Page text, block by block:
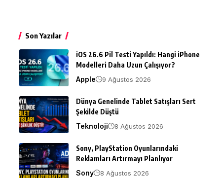
Son Yazılar
iOS 26.6 Pil Testi Yapıldı: Hangi iPhone
Modelleri Daha Uzun Çalışıyor?
Apple
9 Ağustos 2026
Dünya Genelinde Tablet Satışları Sert
Şekilde Düştü
Teknoloji
8 Ağustos 2026
Sony, PlayStation Oyunlarındaki
Reklamları Artırmayı Planlıyor
Sony
8 Ağustos 2026